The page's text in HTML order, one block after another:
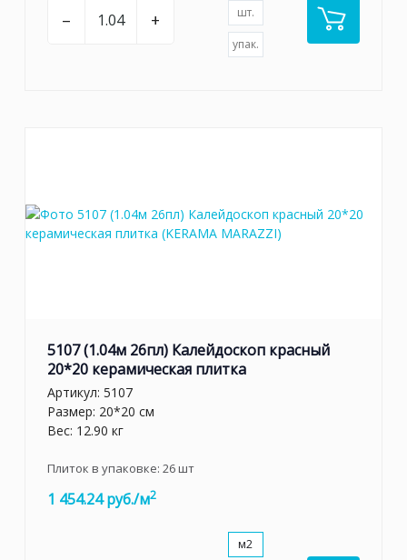
– + шт.
упак.
5107 (1.04м 26пл) Калейдоскоп красный
20*20 керамическая плитка
Артикул: 5107
Размер: 20*20 см
Вес: 12.90 кг
Плиток в упаковке: 26шт
1 454.24 руб./м2
м2